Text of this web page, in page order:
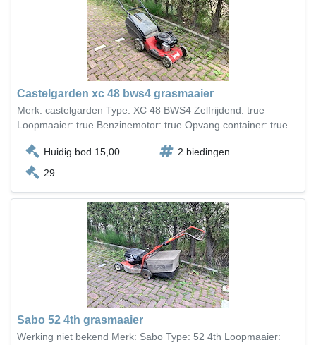
Castelgarden xc 48 bws4 grasmaaier
Merk: castelgarden Type: XC 48 BWS4 Zelfrijdend: true
Loopmaaier: true Benzinemotor: true Opvang container: true
Huidig bod 15,00
2 biedingen
29
Sabo 52 4th grasmaaier
Werking niet bekend Merk: Sabo Type: 52 4th Loopmaaier: